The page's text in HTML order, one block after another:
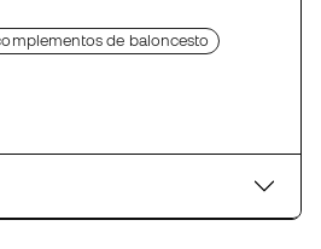
de baloncesto